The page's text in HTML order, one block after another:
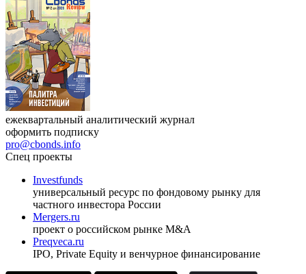
ежеквартальный аналитический журнал
оформить подписку
pro@cbonds.info
Спец проекты
Investfunds
универсальный ресурс по фондовому рынку для
частного инвестора России
Mergers.ru
проект о российском рынке M&A
Preqveca.ru
IPO, Private Equity и венчурное финансирование